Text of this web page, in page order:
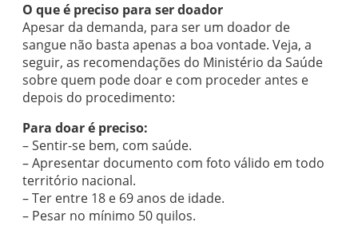
O que é preciso para ser doador
Apesar da demanda, para ser um doador de
sangue não basta apenas a boa vontade. Veja, a
seguir, as recomendações do Ministério da Saúde
sobre quem pode doar e com proceder antes e
depois do procedimento:
Para doar é preciso:
– Sentir-se bem, com saúde.
– Apresentar documento com foto válido em todo
território nacional.
– Ter entre 18 e 69 anos de idade.
– Pesar no mínimo 50 quilos.